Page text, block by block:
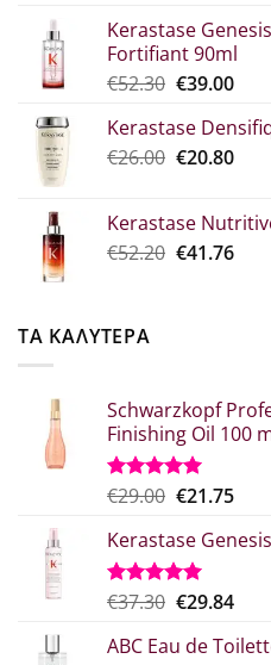
Kerastase
Fortifiant 90ml
€52.30 Original
was:
€52.30.
€39.00Η
τιμή
είναι:
Kerastase
€26.00 Original
€26.00.
€20.80Η
Kerastase
€52.20 Original
€41.76Η
ΤΑ ΚΑΛΥΤΕΡΑ
Schwarzkopf
Finishing Oil 100
Βαθμολογήθηκε
από 5
€29.00 Original
was:
€29.00.
€21.75Η
τιμή
Kerastase
Βαθμολογήθηκε
από 5
€37.30 Original
was:
€29.84Η
τιμή
ABC Eau de